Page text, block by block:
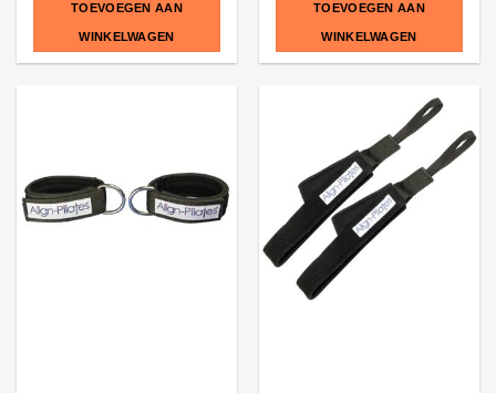
TOEVOEGEN AAN
WINKELWAGEN
TOEVOEGEN AAN
WINKELWAGEN